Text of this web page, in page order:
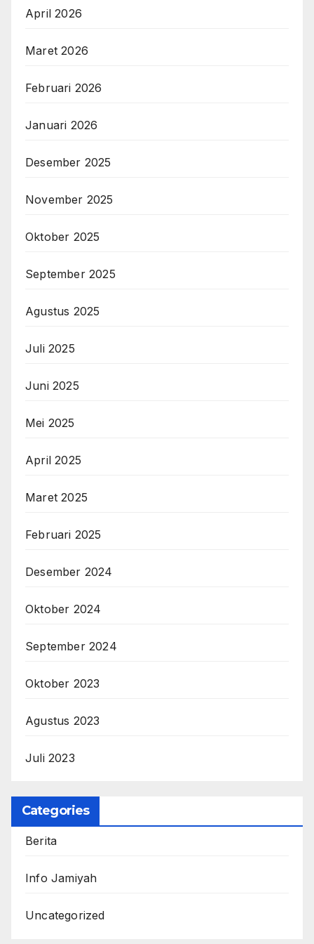
April 2026
Maret 2026
Februari 2026
Januari 2026
Desember 2025
November 2025
Oktober 2025
September 2025
Agustus 2025
Juli 2025
Juni 2025
Mei 2025
April 2025
Maret 2025
Februari 2025
Desember 2024
Oktober 2024
September 2024
Oktober 2023
Agustus 2023
Juli 2023
Categories
Berita
Info Jamiyah
Uncategorized